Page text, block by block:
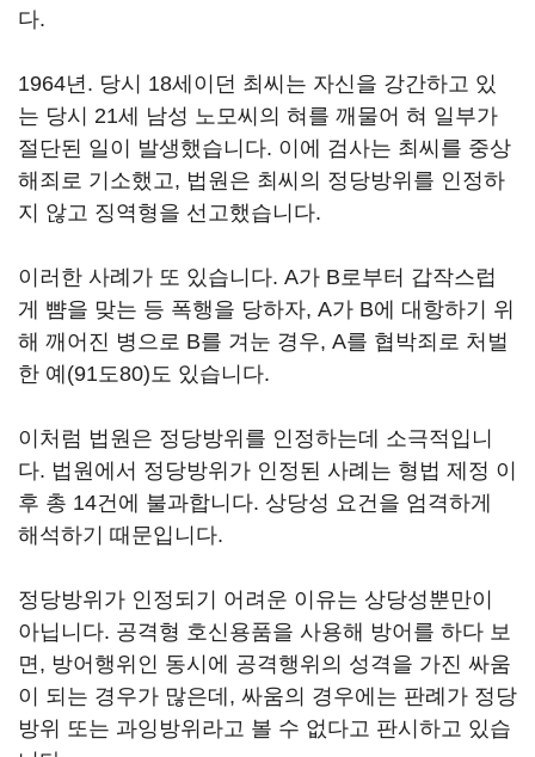
다.
1964년. 당시 18세이던 최씨는 자신을 강간하고 있
는 당시 21세 남성 노모씨의 혀를 깨물어 혀 일부가
절단된 일이 발생했습니다. 이에 검사는 최씨를 중상
해죄로 기소했고, 법원은 최씨의 정당방위를 인정하
지 않고 징역형을 선고했습니다.
이러한 사례가 또 있습니다. A가 B로부터 갑작스럽
게 뺨을 맞는 등 폭행을 당하자, A가 B에 대항하기 위
해 깨어진 병으로 B를 겨눈 경우, A를 협박죄로 처벌
한 예(91도80)도 있습니다.
이처럼 법원은 정당방위를 인정하는데 소극적입니
다. 법원에서 정당방위가 인정된 사례는 형법 제정 이
후 총 14건에 불과합니다. 상당성 요건을 엄격하게
해석하기 때문입니다.
정당방위가 인정되기 어려운 이유는 상당성뿐만이
아닙니다. 공격형 호신용품을 사용해 방어를 하다 보
면, 방어행위인 동시에 공격행위의 성격을 가진 싸움
이 되는 경우가 많은데, 싸움의 경우에는 판례가 정당
방위 또는 과잉방위라고 볼 수 없다고 판시하고 있습